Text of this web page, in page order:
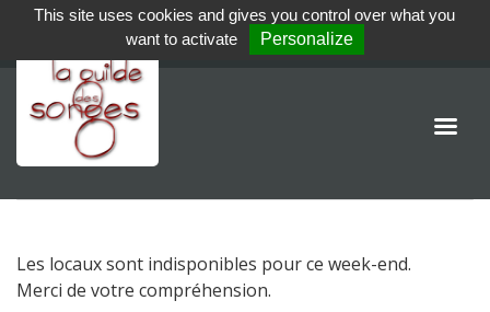
Les locaux sont indisponibles pour ce week-end.
Merci de votre compréhension.
This site uses cookies and gives you control over what you
want to activate
Personalize